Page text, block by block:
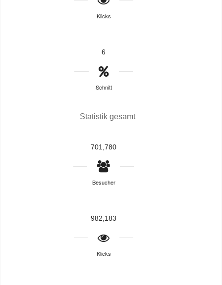
Klicks
6
Schnitt
Statistik gesamt
701,780
Besucher
982,183
Klicks